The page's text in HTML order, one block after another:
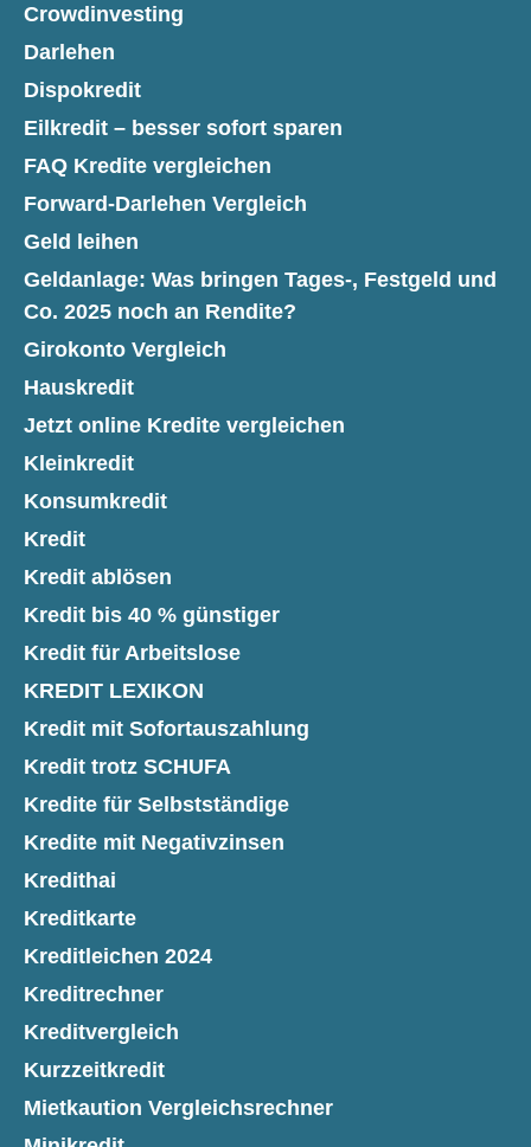
Crowdinvesting
Darlehen
Dispokredit
Eilkredit – besser sofort sparen
FAQ Kredite vergleichen
Forward-Darlehen Vergleich
Geld leihen
Geldanlage: Was bringen Tages-, Festgeld und
Co. 2025 noch an Rendite?
Girokonto Vergleich
Hauskredit
Jetzt online Kredite vergleichen
Kleinkredit
Konsumkredit
Kredit
Kredit ablösen
Kredit bis 40 % günstiger
Kredit für Arbeitslose
KREDIT LEXIKON
Kredit mit Sofortauszahlung
Kredit trotz SCHUFA
Kredite für Selbstständige
Kredite mit Negativzinsen
Kredithai
Kreditkarte
Kreditleichen 2024
Kreditrechner
Kreditvergleich
Kurzzeitkredit
Mietkaution Vergleichsrechner